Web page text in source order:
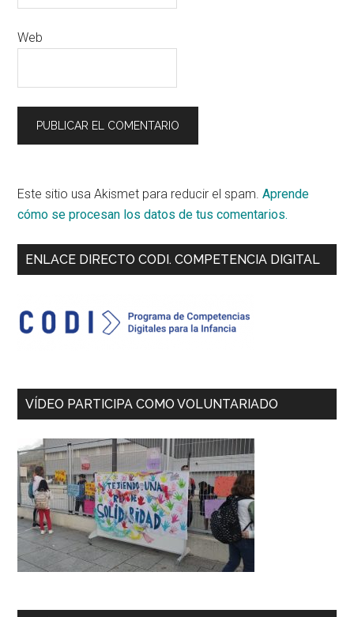
Web
Este sitio usa Akismet para reducir el spam.Aprende
cómo se procesan los datos de tus comentarios.
Primary
ENLACE DIRECTO CODI. COMPETENCIA DIGITAL
VÍDEO PARTICIPA COMO VOLUNTARIADO